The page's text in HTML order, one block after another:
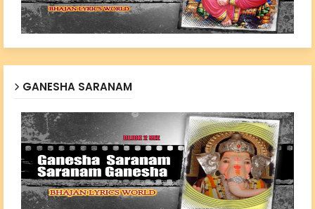
GANESHA SARANAM